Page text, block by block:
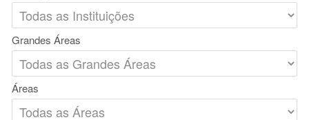
Grandes Áreas
Áreas